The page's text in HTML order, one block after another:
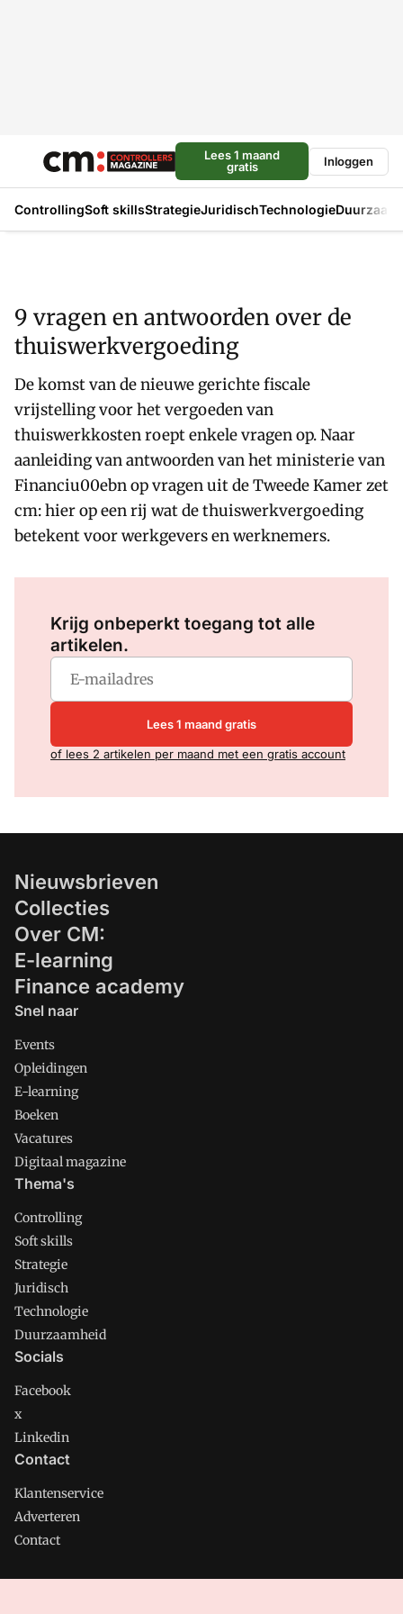
Lees 1 maand
gratis
Inloggen
ControllingSoft skillsStrategieJuridischTechnologie
9 vragen en antwoorden over de
thuiswerkvergoeding
De komst van de nieuwe gerichte fiscale
vrijstelling voor het vergoeden van
thuiswerkkosten roept enkele vragen op. Naar
aanleiding van antwoorden van het ministerie van
Financiu00ebn op vragen uit de Tweede Kamer zet
cm: hier op een rij wat de thuiswerkvergoeding
betekent voor werkgevers en werknemers.
Krijg onbeperkt toegang tot alle
artikelen.
Lees 1 maand gratis
of lees 2 artikelen per maand met een gratis account
Nieuwsbrieven
Collecties
Over CM:
E-learning
Finance academy
Snel naar
Events
Opleidingen
E-learning
Boeken
Vacatures
Digitaal magazine
Thema's
Controlling
Soft skills
Strategie
Juridisch
Technologie
Duurzaamheid
Socials
Facebook
x
Linkedin
Contact
Klantenservice
Adverteren
Contact